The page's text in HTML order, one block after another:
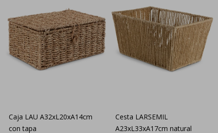
Caja LAU A32xL20xA14cm
con tapa
Cesta LARSEMIL
A23xL33xA17cm natural